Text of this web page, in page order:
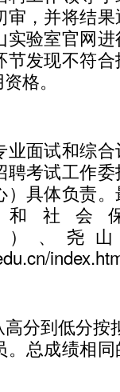
，并将结
验室官网
发现不符
格。
面试和综合
考试工作
）具体负责
社会
）、
分到低分按
总成绩相